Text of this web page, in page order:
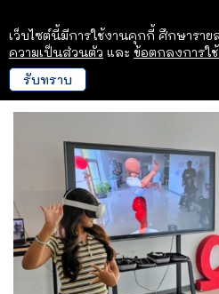
เว็บไซต์นี้มีการใช้งานคุกกี้ ศึกษาราย
ความเป็นส่วนตัว และ ข้อตกลงการใ
รับทราบ